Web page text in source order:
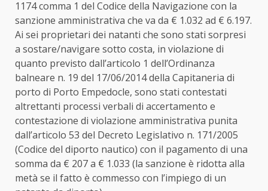
1174 comma 1 del Codice della Navigazione con la
sanzione amministrativa che va da € 1.032 ad € 6.197.
Ai sei proprietari dei natanti che sono stati sorpresi
a sostare/navigare sotto costa, in violazione di
quanto previsto dall’articolo 1 dell’Ordinanza
balneare n. 19 del 17/06/2014 della Capitaneria di
porto di Porto Empedocle, sono stati contestati
altrettanti processi verbali di accertamento e
contestazione di violazione amministrativa punita
dall’articolo 53 del Decreto Legislativo n. 171/2005
(Codice del diporto nautico) con il pagamento di una
somma da € 207 a € 1.033 (la sanzione è ridotta alla
metà se il fatto è commesso con l’impiego di un